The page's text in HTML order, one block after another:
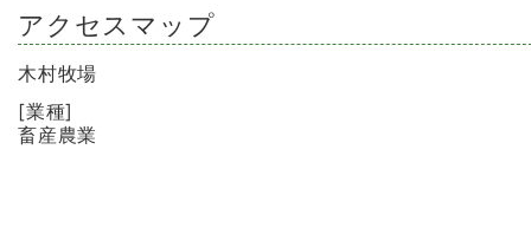
アクセスマップ
木村牧場
[業種]
畜産農業